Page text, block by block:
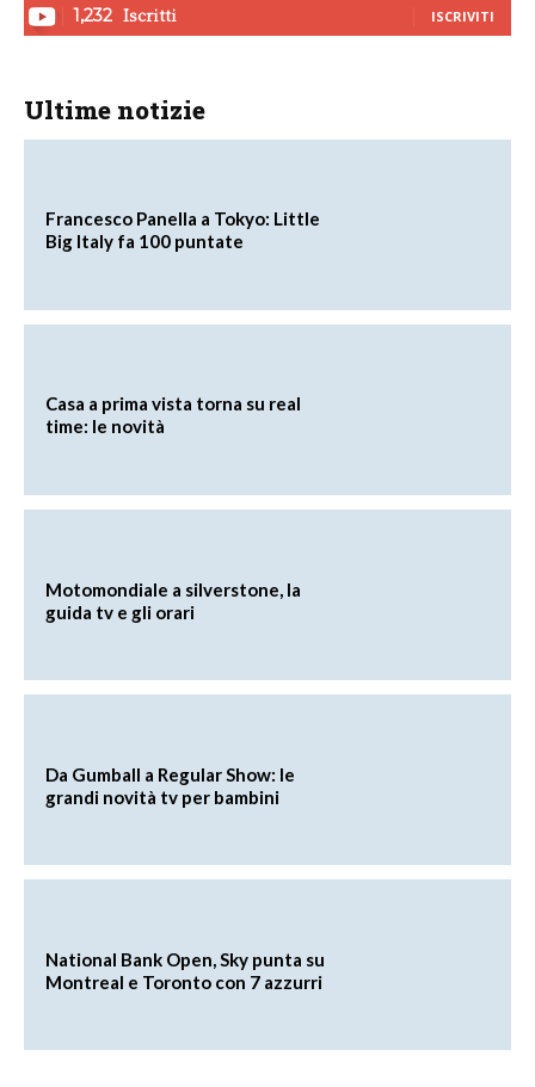
1,232 Iscritti ISCRIVITI
Ultime notizie
Francesco Panella a Tokyo: Little
Big Italy fa 100 puntate
Casa a prima vista torna su real
time: le novità
Motomondiale a silverstone, la
guida tv e gli orari
Da Gumball a Regular Show: le
grandi novità tv per bambini
National Bank Open, Sky punta su
Montreal e Toronto con 7 azzurri